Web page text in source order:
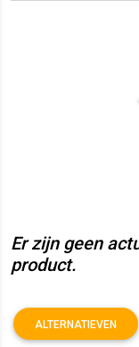
Er zijn geen
product.
ALTERNATIEVEN